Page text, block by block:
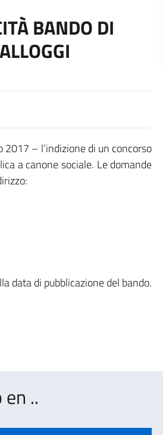
BANDO DI
– l’indizione di un concorso
a canone sociale. Le domande
data di pubblicazione del bando.
..